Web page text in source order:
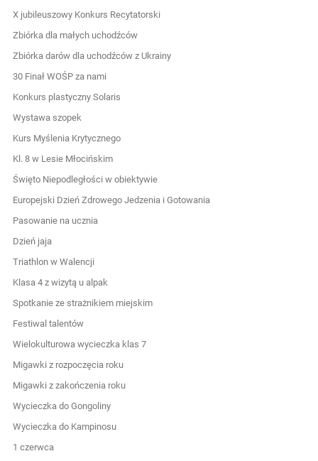
X jubileuszowy Konkurs Recytatorski
Zbiórka dla małych uchodźców
Zbiórka darów dla uchodźców z Ukrainy
30 Finał WOŚP za nami
Konkurs plastyczny Solaris
Wystawa szopek
Kurs Myślenia Krytycznego
Kl. 8 w Lesie Młocińskim
Święto Niepodległości w obiektywie
Europejski Dzień Zdrowego Jedzenia i Gotowania
Pasowanie na ucznia
Dzień jaja
Triathlon w Walencji
Klasa 4 z wizytą u alpak
Spotkanie ze strażnikiem miejskim
Festiwal talentów
Wielokulturowa wycieczka klas 7
Migawki z rozpoczęcia roku
Migawki z zakończenia roku
Wycieczka do Gongoliny
Wycieczka do Kampinosu
1 czerwca